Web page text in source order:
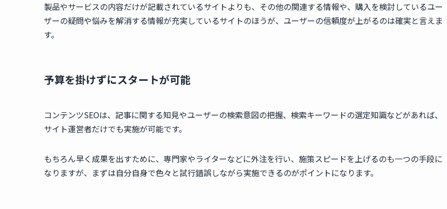
製品やサービスの内容だけが記載されているサイトよりも、その他の関連する情報や、購入を検討しているユー
ザーの疑問や悩みを解消する情報が充実しているサイトのほうが、ユーザーの信頼度が上がるのは確実と言えま
す。
予算を掛けずにスタートが可能
コンテンツSEOは、記事に関する知見やユーザーの検索意図の把握、検索キーワードの選定知識などがあれば、
サイト運営者だけでも実施が可能です。
もちろん早く成果を出すために、専門家やライターなどに外注を行い、施策スピードを上げるのも一つの手段に
なりますが、まずは自分自身で色々と試行錯誤しながら実施できるのがポイントになります。